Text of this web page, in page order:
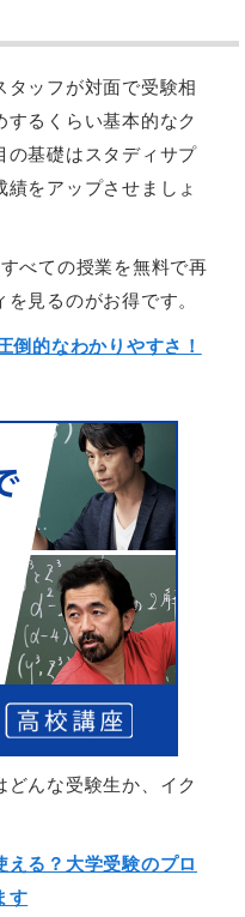
タッフが対面で受験相
るくらい基本的なク
の基礎はスタディサプ
をアップさせましょ
べての授業を無料で再
見るのがお得です。
倒的なわかりやすさ！
んな受験生か、イク
る？大学受験のプロ
す